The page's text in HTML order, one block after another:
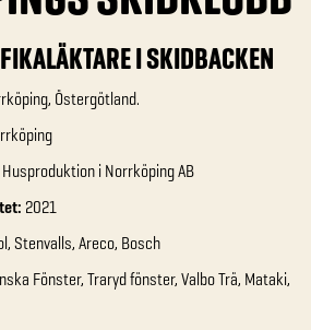
I SKIDBACKEN
Östergötland.
i Norrköping AB
2021
Stenvalls, Areco, Bosch
Fönster, Traryd fönster, Valbo Trä, Mataki,